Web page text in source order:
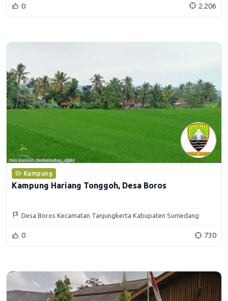
0 2.206
Kampung
Kampung Hariang Tonggoh, Desa Boros
Desa Boros Kecamatan Tanjungkerta Kabupaten Sumedang
0 730